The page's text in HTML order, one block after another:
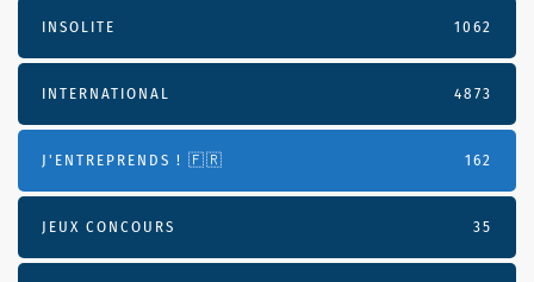
INSOLITE 1062
INTERNATIONAL 4873
J'ENTREPRENDS ! 🇫🇷 162
JEUX CONCOURS 35